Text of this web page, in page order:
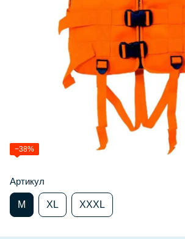
−38%
Артикул
M XL XXXL